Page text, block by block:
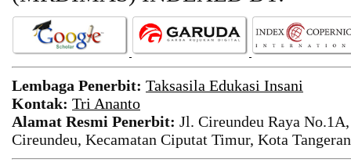
Lembaga Penerbit: Taksasila Edukasi Insani
Kontak: Tri Ananto
Alamat Resmi Penerbit: Jl. Cireundeu Raya
Cireundeu, Kecamatan Ciputat Timur, Kota